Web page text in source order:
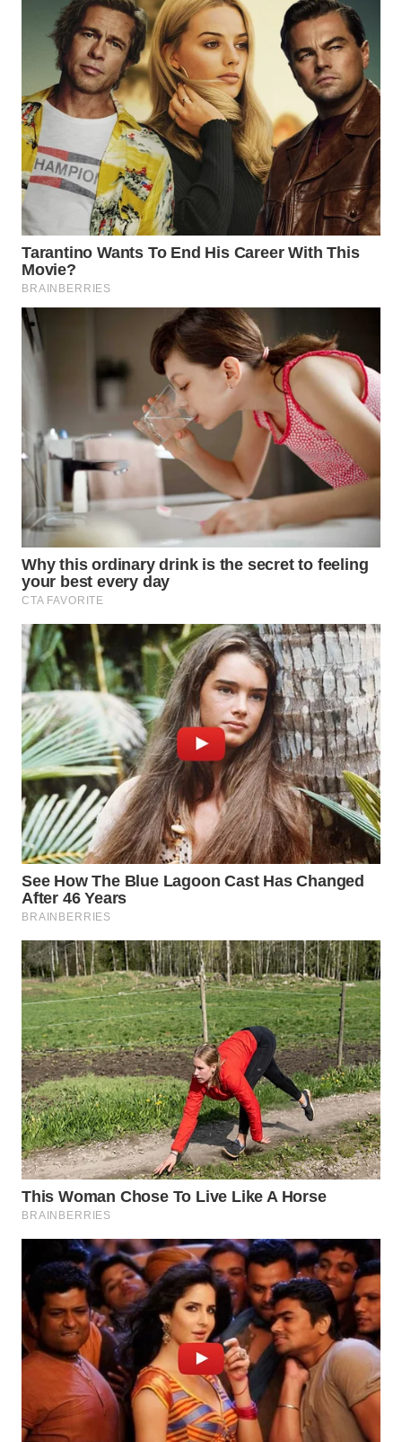
DANAU
TOBA
WN
NIAS
WN
LANGKAT
TAPANULI
SELATAN
WN
TANJUNG
LESUNG
WN
SIMALUNGUN
WN
LABUHANBATU
WN
TENGAH
WN DELI
SERDANG
WN
TEBING
TINGGI
WN
PAKPAK
WN
KARAWANG
WN
BEKASI
WN
BOGOR
WN
DEPOK
WN
TAPANULI
UTARA
WN
SAMOSIR
WN
PADANG
LAWAS
WN
SUMEDANG